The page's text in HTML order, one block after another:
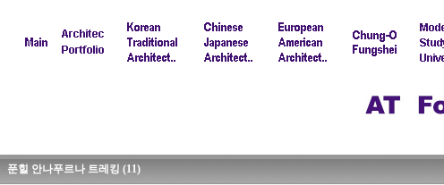
푼힐 안나푸르나 트레킹 (11)